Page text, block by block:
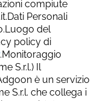
compiute
Personali
del
policy di
.Monitoraggio
S.r.l.) Il
è un servizio
S.r.l. che collega i